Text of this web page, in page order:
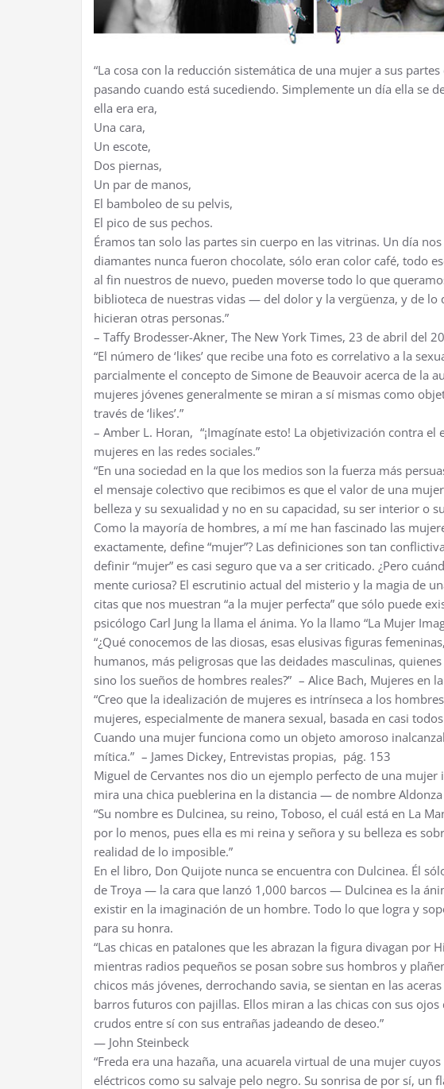
“La cosa con la reducción sistemática de una mujer a sus
pasando cuando está sucediendo. Simplemente un día ella se
ella era era,
Una cara,
Un escote,
Dos piernas,
Un par de manos,
El bamboleo de su pelvis,
El pico de sus pechos.
Éramos tan solo las partes sin cuerpo en las vitrinas. Un día
diamantes nunca fueron chocolate, sólo eran color café, todo
al fin nuestros de nuevo, pueden moverse todo lo que
biblioteca de nuestras vidas — del dolor y la vergüenza, y de lo
hicieran otras personas.”
– Taffy Brodesser-Akner, The New York Times, 23 de abril del
“El número de ‘likes’ que recibe una foto es correlativo a la
parcialmente el concepto de Simone de Beauvoir acerca de la
mujeres jóvenes generalmente se miran a sí mismas como
través de ‘likes’.”
– Amber L. Horan, “¡Imagínate esto! La objetivización contra
mujeres en las redes sociales.”
“En una sociedad en la que los medios son la fuerza más
el mensaje colectivo que recibimos es que el valor de una
belleza y su sexualidad y no en su capacidad, su ser interior o
Como la mayoría de hombres, a mí me han fascinado las
exactamente, define “mujer”? Las definiciones son tan
definir “mujer” es casi seguro que va a ser criticado. ¿Pero
mente curiosa? El escrutinio actual del misterio y la magia de
citas que nos muestran “a la mujer perfecta” que sólo puede
psicólogo Carl Jung la llama el ánima. Yo la llamo “La Mujer
“¿Qué conocemos de las diosas, esas elusivas figuras
humanos, más peligrosas que las deidades masculinas,
sino los sueños de hombres reales?” – Alice Bach, Mujeres en
“Creo que la idealización de mujeres es intrínseca a los
mujeres, especialmente de manera sexual, basada en casi
Cuando una mujer funciona como un objeto amoroso
mítica.” – James Dickey, Entrevistas propias, pág. 153
Miguel de Cervantes nos dio un ejemplo perfecto de una
mira una chica pueblerina en la distancia — de nombre
“Su nombre es Dulcinea, su reino, Toboso, el cuál está en La
por lo menos, pues ella es mi reina y señora y su belleza es
realidad de lo imposible.”
En el libro, Don Quijote nunca se encuentra con Dulcinea. Él
de Troya — la cara que lanzó 1,000 barcos — Dulcinea es la
existir en la imaginación de un hombre. Todo lo que logra y
para su honra.
“Las chicas en patalones que les abrazan la figura divagan por
mientras radios pequeños se posan sobre sus hombros y
chicos más jóvenes, derrochando savia, se sientan en las
barros futuros con pajillas. Ellos miran a las chicas con sus
crudos entre sí con sus entrañas jadeando de deseo.”
— John Steinbeck
“Freda era una hazaña, una acuarela virtual de una mujer
eléctricos como su salvaje pelo negro. Su sonrisa de por sí, un